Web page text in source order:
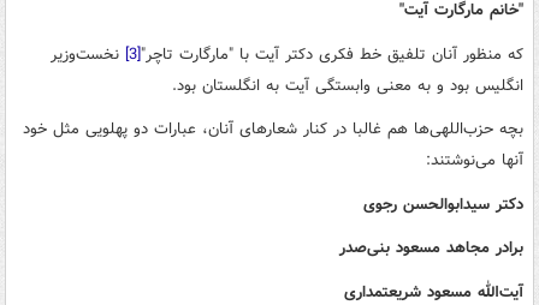
"خانم‌ مارگارت آیت"
که منظور آنان تلفیق خط‌ فکری دکتر آیت با "مارگارت تاچر"[3] نخست‌وزیر
انگلیس بود و به‌ معنی وابستگی آیت به انگلستان بود.
بچه حزب‌اللهی‌ها هم غالبا در کنار شعارهای آنان، عبارات دو پهلویی مثل خود
آنها می‌نوشتند:
دکتر سیدابوالحسن رجوی
برادر مجاهد مسعود بنی‌صدر
آیت‌الله مسعود شریعتمداری